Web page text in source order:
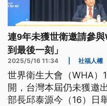
連9年未獲世衛邀請參
到最後一刻」
2025/5/16 11:34 社福人權
世界衛生大會（WHA）
開，台灣本屆仍未獲邀
部長邱泰源今（16）日